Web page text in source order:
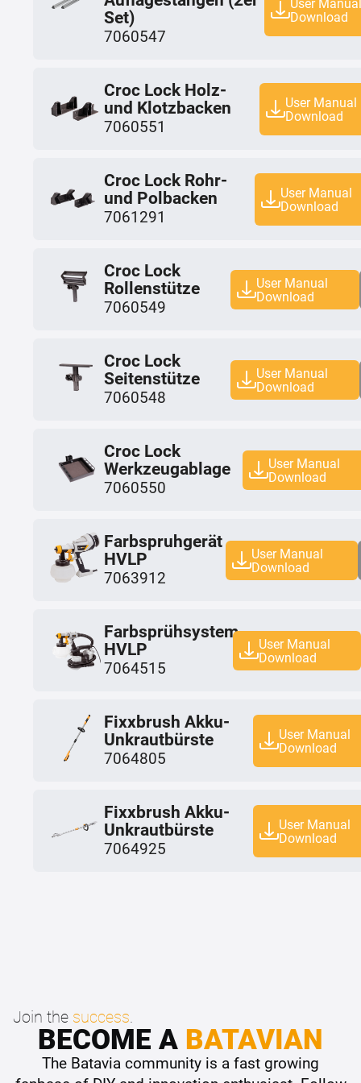
Set)
7060547
Download
Croc Lock Holz-
und Klotzbacken
7060551
User Manual
Download
Croc Lock Rohr-
und Polbacken
7061291
User Manual
Download
Croc Lock
Rollenstütze
7060549
User Manual
Download
Croc Lock
Seitenstütze
7060548
User Manual
Download
Croc Lock
Werkzeugablage
7060550
User Manual
Download
Farbspruhgerät
HVLP
7063912
User Manual
Download
Farbsprühsystem
HVLP
7064515
User Manual
Download
Fixxbrush Akku-
Unkrautbürste
7064805
User Manual
Download
Fixxbrush Akku-
Unkrautbürste
7064925
User Manual
Download
Join the success.
BECOME A BATAVIAN
The Batavia community is a fast growing